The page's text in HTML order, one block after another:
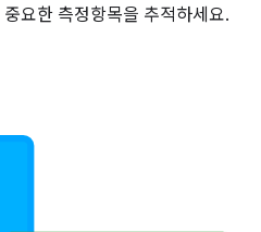
요한 측정항목을 추적하세요.